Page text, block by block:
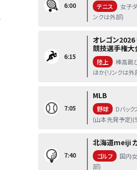
6:00 テニス
女子
ンクは外部)
6:15
オレゴン
競技選手権大
陸上
棒高跳
ほか(リンクは外
7:05
MLB
野球
Dバック
(山本先発予定
7:40
北海道meiji
ゴルフ
国内
部)